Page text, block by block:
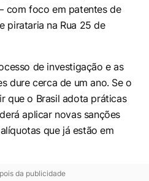
com foco em patentes de
pirataria na Rua 25 de
de investigação e as
dure cerca de um ano. Se o
que o Brasil adota práticas
aplicar novas sanções
que já estão em
da publicidade